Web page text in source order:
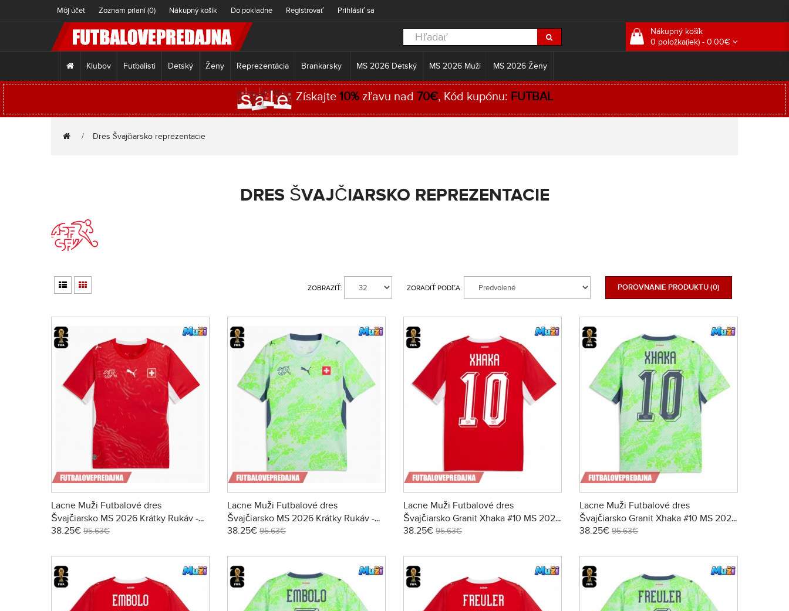
Môj účet Zoznam prianí (0) Nákupný košík Do pokladne Registrovať Prihlásiť sa
Nákupný košík
0 položka(iek) - 0.00€
Klubov Futbalisti Detský Ženy Reprezentácia Brankarsky MS 2026 Detský MS 2026 Muži MS 2026 Ženy
Získajte 10%zľavu nad 70€, Kód kupónu: FUTBAL
Dres Švajčiarsko reprezentacie
DRES ŠVAJČIARSKO REPREZENTACIE
POROVNANIE PRODUKTU (0)
ZORADIŤ PODĽA:
ZOBRAZIŤ:
Lacne Muži Futbalové dres
Švajčiarsko MS 2026 Krátky Rukáv -
Domáci
38.25€ 95.63€
Lacne Muži Futbalové dres
Švajčiarsko MS 2026 Krátky Rukáv -
Preč
38.25€ 95.63€
Lacne Muži Futbalové dres
Švajčiarsko Granit Xhaka #10 MS 2026
Krátky Rukáv - Domáci
38.25€ 95.63€
Lacne Muži Futbalové dres
Švajčiarsko Granit Xhaka #10 MS 2026
Krátky Rukáv - Preč
38.25€ 95.63€